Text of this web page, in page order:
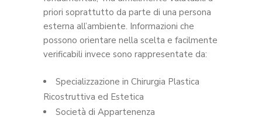
priori soprattutto da parte di una persona
esterna all’ambiente. Informazioni che
possono orientare nella scelta e facilmente
verificabili invece sono rappresentate da:
Specializzazione in Chirurgia Plastica
Ricostruttiva ed Estetica
Società di Appartenenza